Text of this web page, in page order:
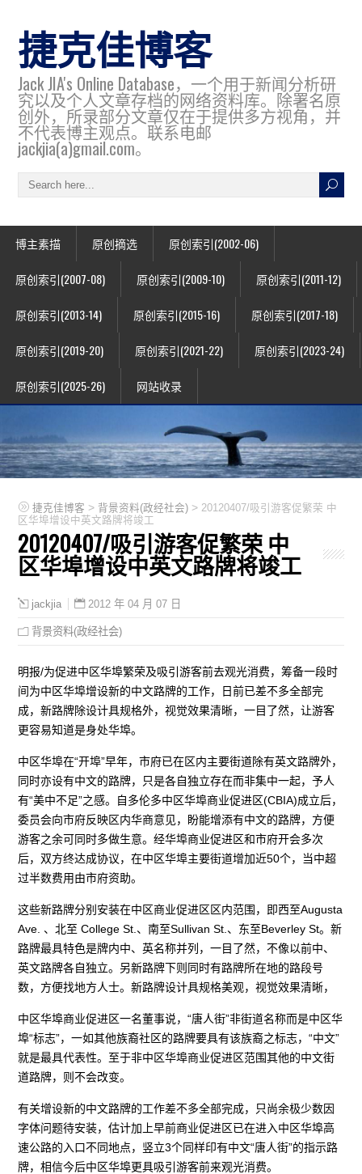
捷克佳博客
Jack JIA's Online Database，一个用于新闻分析研
究以及个人文章存档的网络资料库。除署名原
创外，所录部分文章仅在于提供多方视角，并
不代表博主观点。联系电邮
jackjia(a)gmail.com。
博主素描 原创摘选 原创索引(2002-06)
原创索引(2007-08) 原创索引(2009-10) 原创索引(2011-12)
原创索引(2013-14) 原创索引(2015-16) 原创索引(2017-18)
原创索引(2019-20) 原创索引(2021-22) 原创索引(2023-24)
原创索引(2025-26) 网站收录
捷克佳博客 > 背景资料(政经社会) > 20120407/吸引游客促繁荣 中
区华埠增设中英文路牌将竣工
20120407/吸引游客促繁荣 中
区华埠增设中英文路牌将竣工
jackjia 2012 年 04 月 07 日
背景资料(政经社会)
明报/为促进中区华埠繁荣及吸引游客前去观光消费，筹备一段时
间为中区华埠增设新的中文路牌的工作，日前已差不多全部完
成，新路牌除设计具规格外，视觉效果清晰，一目了然，让游客
更容易知道是身处华埠。
中区华埠在“开埠”早年，市府已在区内主要街道除有英文路牌外，
同时亦设有中文的路牌，只是各自独立存在而非集中一起，予人
有“美中不足”之感。自多伦多中区华埠商业促进区(CBIA)成立后，
委员会向市府反映区内华商意见，盼能增添有中文的路牌，方便
游客之余可同时多做生意。经华埠商业促进区和市府开会多次
后，双方终达成协议，在中区华埠主要街道增加近50个，当中超
过半数费用由市府资助。
这些新路牌分别安装在中区商业促进区区内范围，即西至Augusta
Ave. 、北至 College St.、南至Sullivan St.、东至Beverley St。新
路牌最具特色是牌内中、英名称并列，一目了然，不像以前中、
英文路牌各自独立。另新路牌下则同时有路牌所在地的路段号
数，方便找地方人士。新路牌设计具规格美观，视觉效果清晰，
中区华埠商业促进区一名董事说，“唐人街”非街道名称而是中区华
埠“标志”，一如其他族裔社区的路牌要具有该族裔之标志，“中文”
就是最具代表性。至于非中区华埠商业促进区范围其他的中文街
道路牌，则不会改变。
有关增设新的中文路牌的工作差不多全部完成，只尚余极少数因
字体问题待安装，估计加上早前商业促进区已在进入中区华埠高
速公路的入口不同地点，竖立3个同样印有中文“唐人街”的指示路
牌，相信今后中区华埠更具吸引游客前来观光消费。